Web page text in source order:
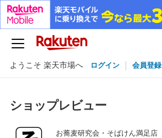
ようこそ 楽天市場へ ログイン 会員登録
ショップレビュー
お蕎麦研究会・そばけん満足店